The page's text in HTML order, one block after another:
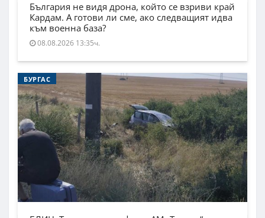
България не видя дрона, който се взриви край
Кардам. А готови ли сме, ако следващият идва
към военна база?
08.08.2026 13:35ч.
БУРГАС